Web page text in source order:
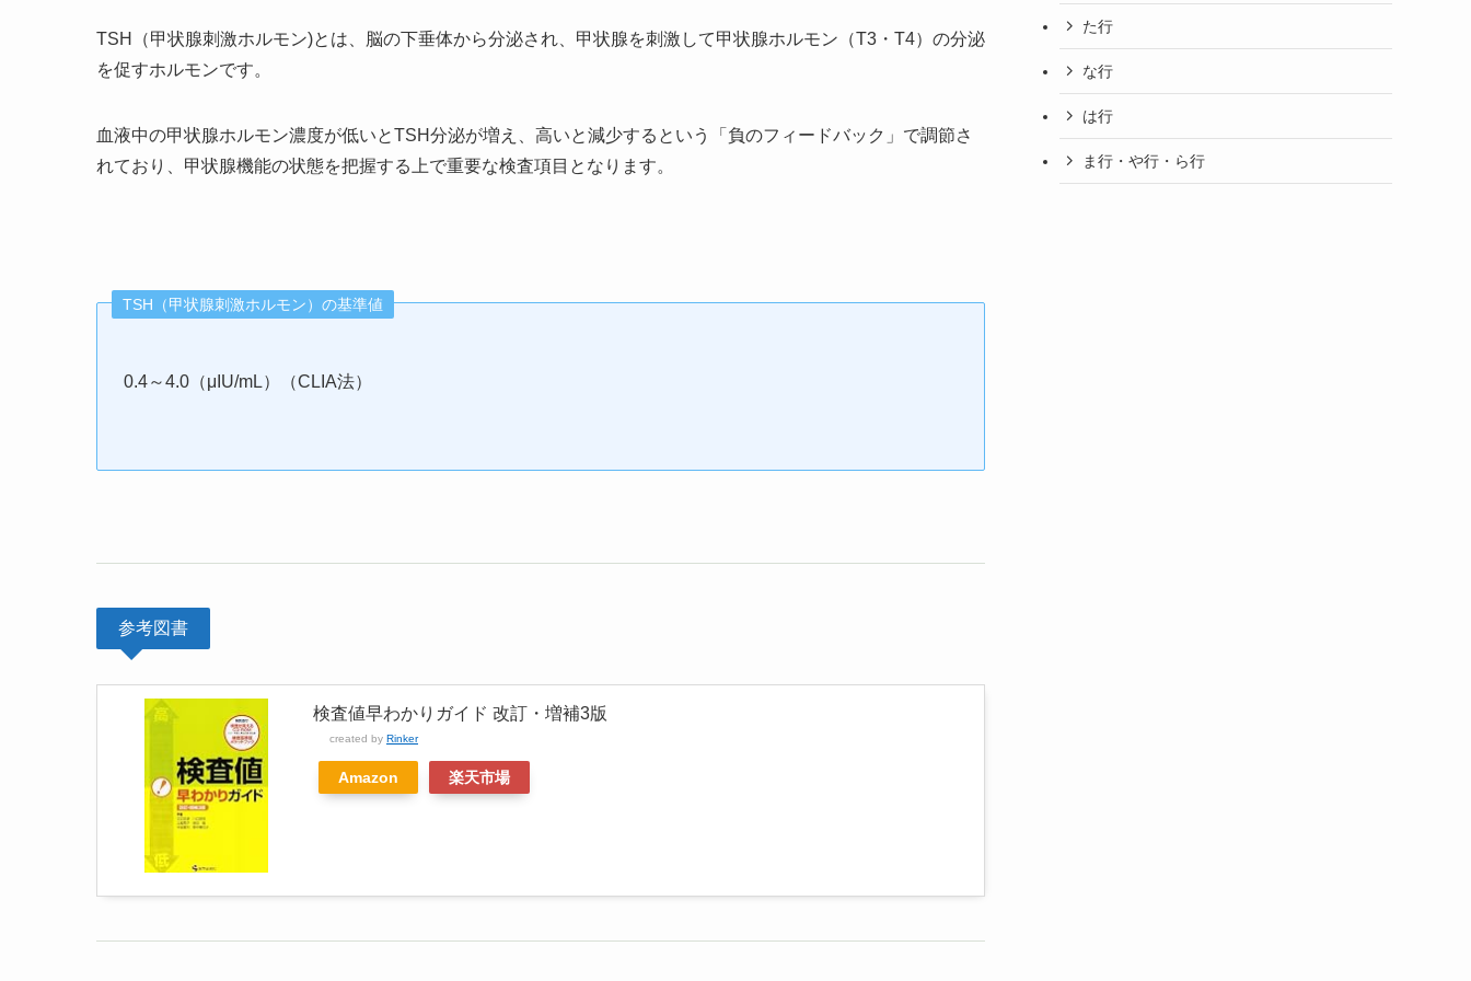
TSH（甲状腺刺激ホルモン)とは、脳の下垂体から分泌され、甲状腺を刺激して甲状腺ホルモン（T3・T4）の分泌
を促すホルモンです。
血液中の甲状腺ホルモン濃度が低いとTSH分泌が増え、高いと減少するという「負のフィードバック」で調節さ
れており、甲状腺機能の状態を把握する上で重要な検査項目となります。
TSH（甲状腺刺激ホルモン）の基準値
0.4～4.0（μIU/mL）（CLIA法）
参考図書
検査値早わかりガイド 改訂・増補3版
created by Rinker
Amazon 楽天市場
た行
な行
は行
ま行・や行・ら行